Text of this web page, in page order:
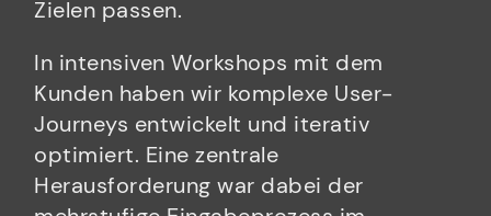
Zielen passen.
In intensiven Workshops mit dem
Kunden haben wir komplexe User-
Journeys entwickelt und iterativ
optimiert. Eine zentrale
Herausforderung war dabei der